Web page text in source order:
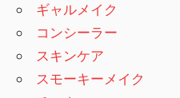
ギャルメイク
コンシーラー
スキンケア
スモーキーメイク